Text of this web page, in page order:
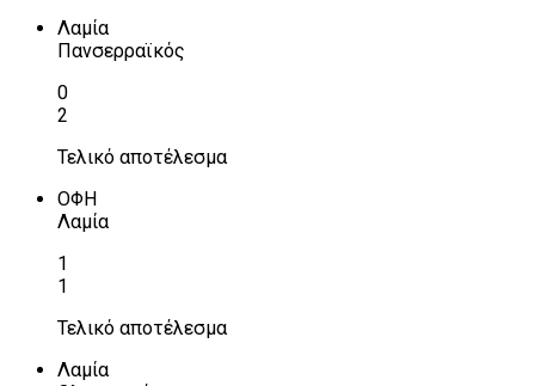
Λαμία
Πανσερραϊκός
0
2
Τελικό αποτέλεσμα
ΟΦΗ
Λαμία
1
1
Τελικό αποτέλεσμα
Λαμία